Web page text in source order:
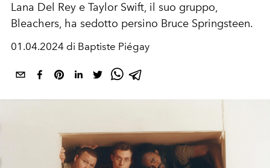
Lana Del Rey e Taylor Swift, il suo gruppo,
Bleachers, ha sedotto persino Bruce Springsteen.
01.04.2024 di Baptiste Piégay